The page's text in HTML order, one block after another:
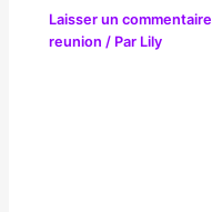
Laisser un commentaire
reunion / Par Lily